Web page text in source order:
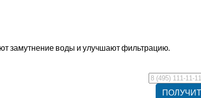
замутнение воды и улучшают фильтрацию.